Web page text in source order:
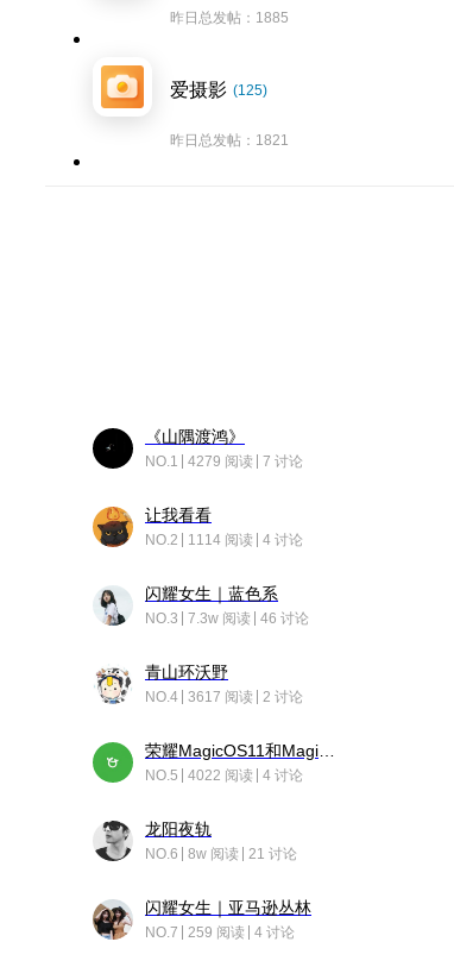
昨日总发帖：1885
爱摄影 (125)
昨日总发帖：1821
《山隅渡鸿》
NO.1 4279 阅读 7 讨论
让我看看
NO.2 1114 阅读 4 讨论
闪耀女生｜蓝色系
NO.3 7.3w 阅读 46 讨论
青山环沃野
NO.4 3617 阅读 2 讨论
NO.5 4022 阅读 4 讨论
龙阳夜轨
NO.6 8w 阅读 21 讨论
闪耀女生｜亚马逊丛林
NO.7 259 阅读 4 讨论